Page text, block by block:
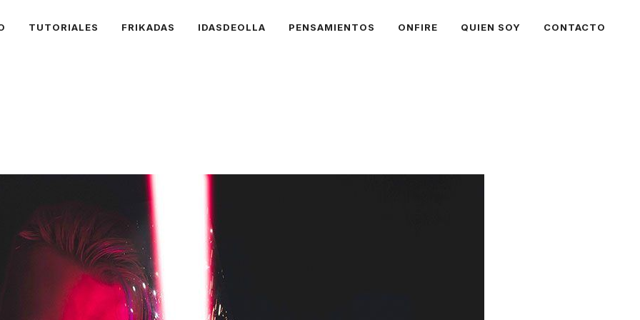
TUTORIALES FRIKADAS IDASDEOLLA PENSAMIENTOS ONFIRE QUIEN SOY CONTACTO